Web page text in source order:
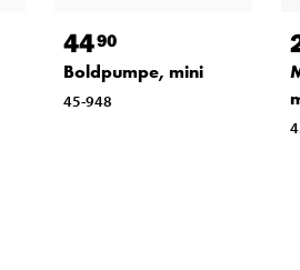
4490
Boldpumpe, mini
45-948